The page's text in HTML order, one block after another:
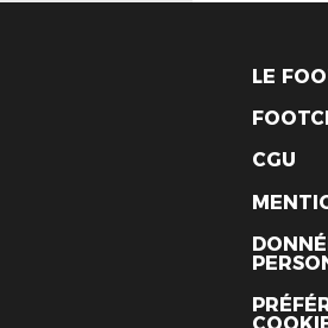
LE
CGU